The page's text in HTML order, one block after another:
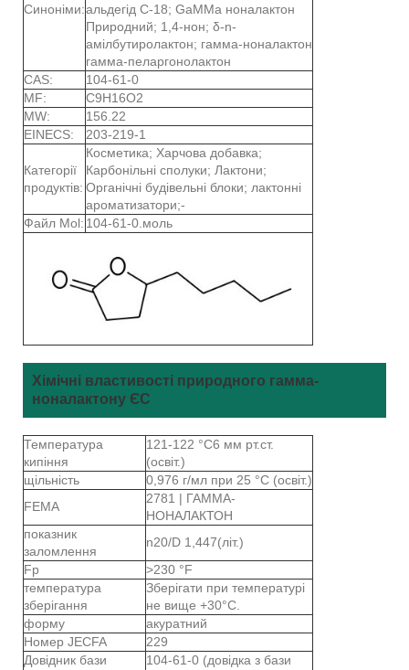
Синоніми:альдегід C-18; GaMMa ноналактон
Природний; 1,4-нон; δ-n-
амілбутиролактон; гамма-ноналактон
гамма-пеларгонолактон
CAS:
104-61-0
MF:
C9H16O2
MW:
156.22
EINECS:
203-219-1
Категорії
продуктів:
Косметика; Харчова добавка;
Карбонільні сполуки; Лактони;
Органічні будівельні блоки; лактонні
ароматизатори;-
Файл Mol: 104-61-0.моль
Хімічні властивості природного гамма-
ноналактону ЄС
Температура
кипіння
121-122 °C6 мм рт.ст.
(освіт.)
щільність
0,976 г/мл при 25 °C (освіт.)
FEMA
2781 | ГАММА-
НОНАЛАКТОН
показник
заломлення
n20/D 1,447(літ.)
Fp
>230 °F
температура
зберігання
Зберігати при температурі
не вище +30°C.
форму
акуратний
Номер JECFA
229
Довідник бази
104-61-0 (довідка з бази